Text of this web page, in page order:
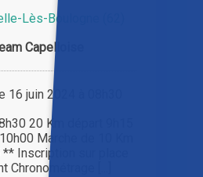
Lès-Boulogne (62)
Capelloise
16 juin 2024 à 08h30
20 Km départ 9h15
Marche de 10 Km
Inscription sur place
Chronométrage [...]